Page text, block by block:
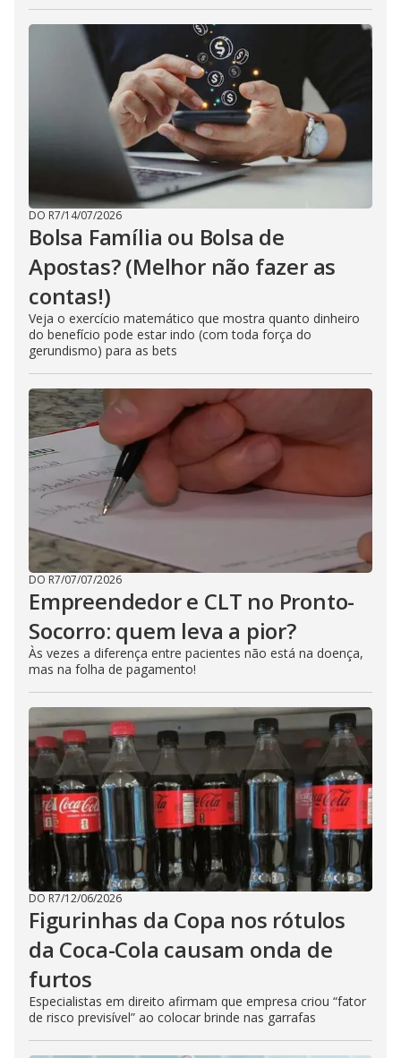
DO R7/14/07/2026
Bolsa Família ou Bolsa de
Apostas? (Melhor não fazer as
contas!)
Veja o exercício matemático que mostra quanto dinheiro
do benefício pode estar indo (com toda força do
gerundismo) para as bets
DO R7/07/07/2026
Empreendedor e CLT no Pronto-
Socorro: quem leva a pior?
Às vezes a diferença entre pacientes não está na doença,
mas na folha de pagamento!
DO R7/12/06/2026
Figurinhas da Copa nos rótulos
da Coca-Cola causam onda de
furtos
Especialistas em direito afirmam que empresa criou “fator
de risco previsível” ao colocar brinde nas garrafas